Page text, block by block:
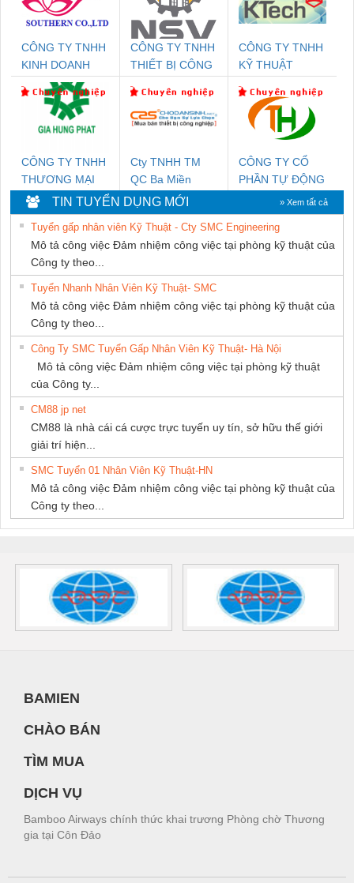
CÔNG TY TNHH
KINH DOANH
DỊCH VỤ XNK
PHƯƠNG NAM
CÔNG TY TNHH
THIẾT BỊ CÔNG
SETSUBI VIỆT
NAM
CÔNG TY TNHH
KỸ THUẬT
NAM
CÔNG TY TNHH
THƯƠNG MẠI
DỊCH VỤ KỸ
THUẬT ĐIỆN CƠ
GIA HƯNG PHÁT
Cty TNHH TM
QC Ba Miền
CÔNG TY CỔ
PHẦN TỰ ĐỘNG
TIẾN HƯNG
TIN TUYỂN DỤNG MỚI » Xem tất cả
Tuyển gấp nhân viên Kỹ Thuật - Cty SMC Engineering
Mô tả công việc Đảm nhiệm công việc tại phòng kỹ thuật của
Công ty theo...
Tuyển Nhanh Nhân Viên Kỹ Thuật- SMC
Mô tả công việc Đảm nhiệm công việc tại phòng kỹ thuật của
Công ty theo...
Công Ty SMC Tuyển Gấp Nhân Viên Kỹ Thuật- Hà Nội
Mô tả công việc Đảm nhiệm công việc tại phòng kỹ thuật
của Công ty...
CM88 jp net
CM88 là nhà cái cá cược trực tuyến uy tín, sở hữu thế giới
giải trí hiện...
SMC Tuyển 01 Nhân Viên Kỹ Thuật-HN
Mô tả công việc Đảm nhiệm công việc tại phòng kỹ thuật của
Công ty theo...
BAMIEN
CHÀO BÁN
TÌM MUA
DỊCH VỤ
Bamboo Airways chính thức khai trương Phòng chờ Thương
gia tại Côn Đảo